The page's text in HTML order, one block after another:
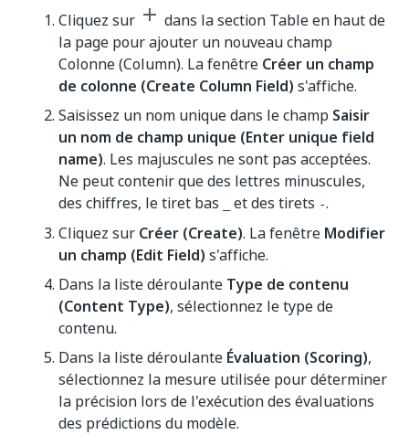
Cliquez sur
dans la section Table en haut de
la page pour ajouter un nouveau champ
Colonne (Column). La fenêtre Créer un champ
de colonne (Create Column Field) s'affiche.
Saisissez un nom unique dans le champ Saisir
un nom de champ unique (Enter unique field
name). Les majuscules ne sont pas acceptées.
Ne peut contenir que des lettres minuscules,
des chiffres, le tiret bas
et des tirets -.
Cliquez sur Créer (Create). La fenêtre Modifier
un champ (Edit Field) s'affiche.
Dans la liste déroulante Type de contenu
(Content Type), sélectionnez le type de
contenu.
Dans la liste déroulante Évaluation (Scoring),
sélectionnez la mesure utilisée pour déterminer
la précision lors de l'exécution des évaluations
des prédictions du modèle.